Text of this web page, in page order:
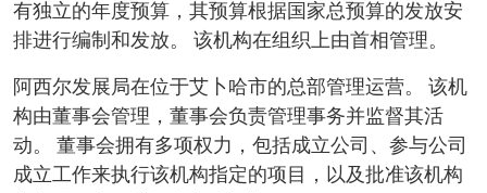
有独立的年度预算，其预算根据国家总预算的发放安
排进行编制和发放。 该机构在组织上由首相管理。
阿西尔发展局在位于艾卜哈市的总部管理运营。 该机
构由董事会管理，董事会负责管理事务并监督其活
动。 董事会拥有多项权力，包括成立公司、参与公司
成立工作来执行该机构指定的项目，以及批准该机构